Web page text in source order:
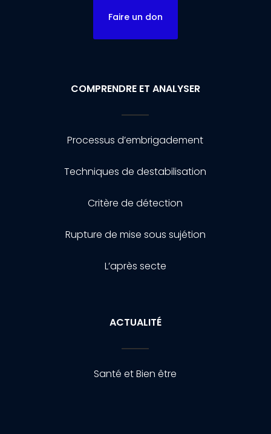
Faire un don
COMPRENDRE ET ANALYSER
Processus d’embrigadement
Techniques de destabilisation
Critère de détection
Rupture de mise sous sujétion
L’après secte
ACTUALITÉ
Santé et Bien être